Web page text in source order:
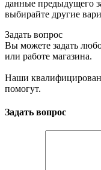
данные предыдущего
выбирайте другие
Задать вопрос
Вы можете задать
или работе магазина.
Наши
помогут.
Задать вопрос